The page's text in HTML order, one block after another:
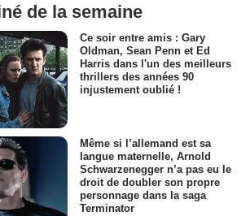
de la semaine
Ce soir entre amis : Gary
Oldman, Sean Penn et Ed
Harris dans l'un des meilleurs
thrillers des années 90
injustement oublié !
Même si l’allemand est sa
langue maternelle, Arnold
Schwarzenegger n’a pas eu le
droit de doubler son propre
personnage dans la saga
Terminator